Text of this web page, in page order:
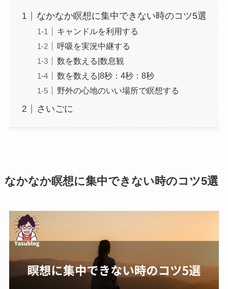
なかなか瞑想に集中できない時のコツ5選
キャンドルを利用する
呼吸を実況中継する
数を数える|数息観
数を数える|8秒：4秒：8秒
野外の心地のいい場所で瞑想する
さいごに
なかなか瞑想に集中できない時のコツ5選